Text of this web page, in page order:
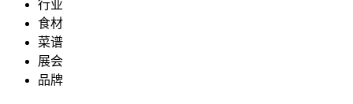
行业
食材
菜谱
展会
品牌